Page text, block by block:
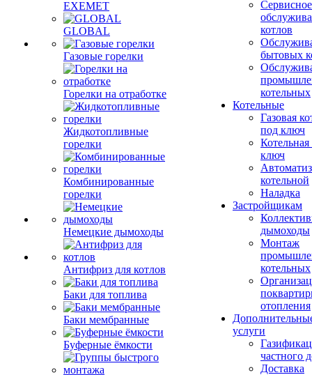
EXEMET
GLOBAL
Газовые горелки
Горелки на отработке
Жидкотопливные
горелки
Комбинированные
горелки
Немецкие дымоходы
Антифриз для котлов
Баки для топлива
Баки мембранные
Буферные ёмкости
Сервисное
котлов
бытовых
котельных
Котельные
Газовая
под ключ
ключ
котельной
Наладка
Застройщикам
дымоходы
Монтаж
котельных
отопления
услуги
частного
Доставка